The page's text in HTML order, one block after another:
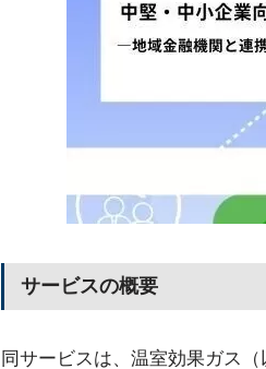
サービスの概要
同サービスは、温室効果ガス